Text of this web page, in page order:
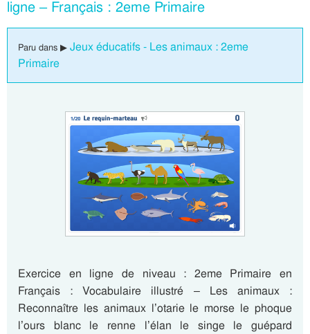
ligne – Français : 2eme Primaire
Paru dans ▶ Jeux éducatifs - Les animaux : 2eme
Primaire
Exercice en ligne de niveau : 2eme Primaire en
Français : Vocabulaire illustré – Les animaux :
Reconnaître les animaux l’otarie le morse le phoque
l’ours blanc le renne l’élan le singe le guépard